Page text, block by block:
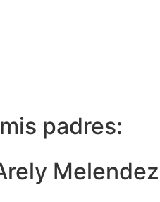
padres:
Melendez